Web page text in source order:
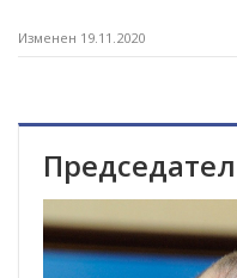
Изменен 19.11.2020